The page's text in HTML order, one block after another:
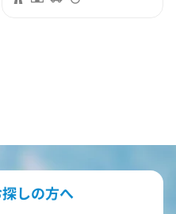
しの方へ